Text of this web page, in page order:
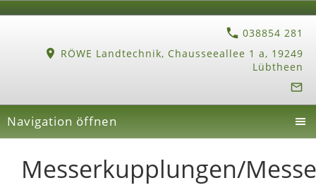
038854 281
RÖWE Landtechnik, Chausseeallee 1 a, 19249
Lübtheen
Navigation öffnen
Messerkupplungen/